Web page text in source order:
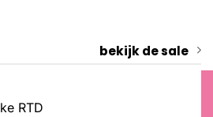
bekijk de sale
RTD